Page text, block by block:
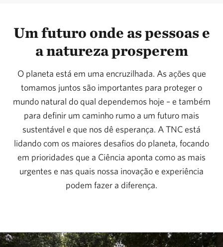
Um futuro onde as pessoas e
a natureza prosperem
O planeta está em uma encruzilhada. As ações que
tomamos juntos são importantes para proteger o
mundo natural do qual dependemos hoje – e também
para definir um caminho rumo a um futuro mais
sustentável e que nos dê esperança. A TNC está
lidando com os maiores desafios do planeta, focando
em prioridades que a Ciência aponta como as mais
urgentes e nas quais nossa inovação e experiência
podem fazer a diferença.